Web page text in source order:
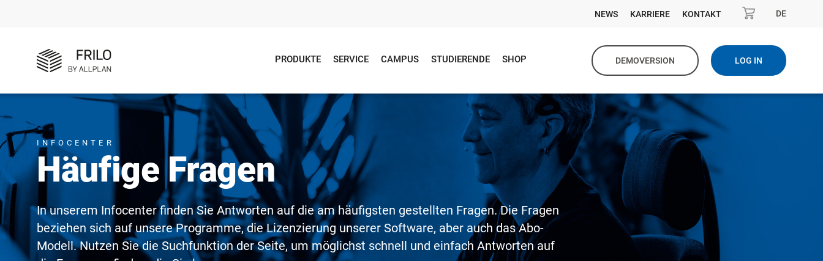
NEWS KARRIERE KONTAKT DE
PRODUKTE SERVICE CAMPUS STUDIERENDE SHOP DEMOVERSION LOG IN
INFOCENTER
Häufige Fragen
In unserem Infocenter finden Sie Antworten auf die am häufigsten gestellten Fragen. Die Fragen
beziehen sich auf unsere Programme, die Lizenzierung unserer Software, aber auch das Abo-
Modell. Nutzen Sie die Suchfunktion der Seite, um möglichst schnell und einfach Antworten auf